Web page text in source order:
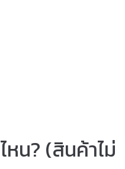
หน? (สินค้าไม่